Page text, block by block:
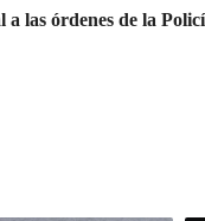
a las órdenes de la